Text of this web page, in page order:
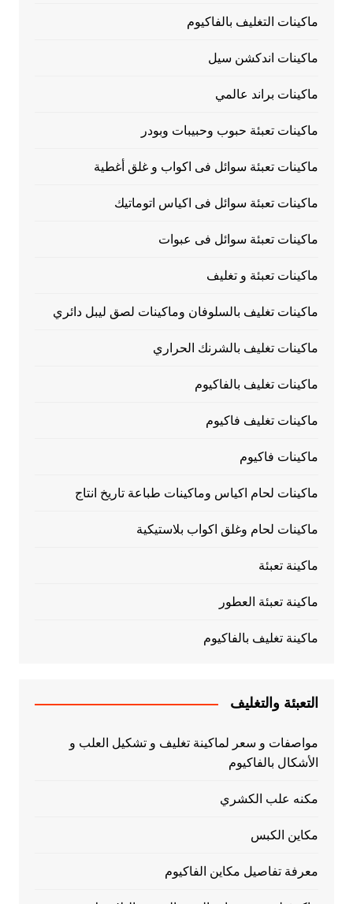
ماكينات التغليف بالفاكيوم
ماكينات اندكشن سيل
ماكينات براند عالمي
ماكينات تعبئة حبوب وحبيبات وبودر
ماكينات تعبئة سوائل فى اكواب و غلق أغطية
ماكينات تعبئة سوائل فى اكياس اتوماتيك
ماكينات تعبئة سوائل فى عبوات
ماكينات تعبئة و تغليف
ماكينات تغليف بالسلوفان وماكينات لصق ليبل دائري
ماكينات تغليف بالشرنك الحراري
ماكينات تغليف بالفاكيوم
ماكينات تغليف فاكيوم
ماكينات فاكيوم
ماكينات لحام اكياس وماكينات طباعة تاريخ انتاج
ماكينات لحام وغلق اكواب بلاستيكية
ماكينة تعبئة
ماكينة تعبئة العطور
ماكينة تغليف بالفاكيوم
التعبئة والتغليف
مواصفات و سعر لماكينة تغليف و تشكيل العلب و
الأشكال بالفاكيوم
مكنه علب الكشري
مكاين الكبس
معرفة تفاصيل مكاين الفاكيوم